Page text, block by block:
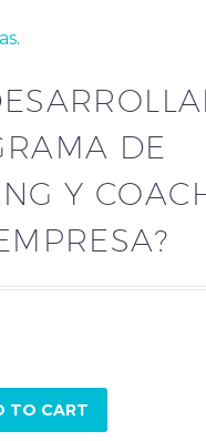
.
DE
Y
TO CART